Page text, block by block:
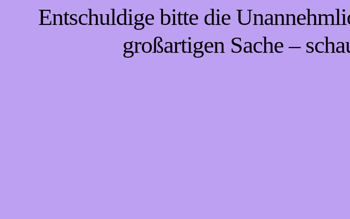
Entschuldige bitte die
großartigen Sache –